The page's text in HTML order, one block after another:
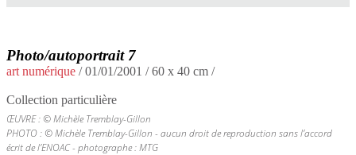
Photo/autoportrait 7
art numérique /01/01/2001 / 60 x 40 cm /
Collection particulière
ŒUVRE : © Michèle Tremblay-Gillon
PHOTO : © Michèle Tremblay-Gillon - aucun droit de reproduction sans l’accord
écrit de l’ENOAC - photographe : MTG